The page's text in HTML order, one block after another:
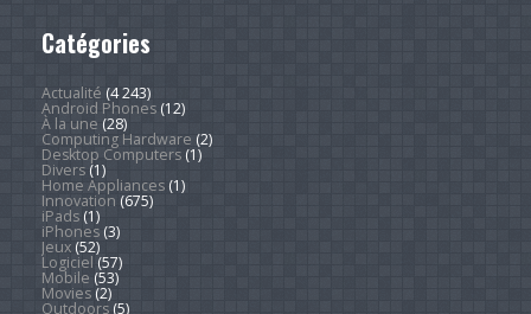
Catégories
Actualité (4 243)
Android Phones(12)
À la une (28)
Computing Hardware (2)
Desktop Computers(1)
Divers(1)
Home Appliances(1)
Innovation (675)
iPads(1)
iPhones(3)
Jeux(52)
Logiciel (57)
Mobile (53)
Movies(2)
Outdoors(5)